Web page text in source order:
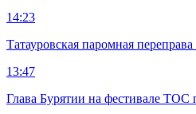
14:23
Татауровская паромная
13:47
Глава Бурятии на фестивале ТОС